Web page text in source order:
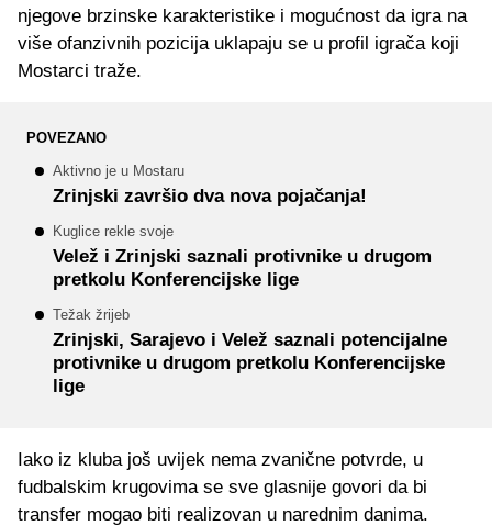
njegove brzinske karakteristike i mogućnost da igra na
više ofanzivnih pozicija uklapaju se u profil igrača koji
Mostarci traže.
POVEZANO
Aktivno je u Mostaru
Zrinjski završio dva nova pojačanja!
Kuglice rekle svoje
Velež i Zrinjski saznali protivnike u drugom
pretkolu Konferencijske lige
Težak žrijeb
Zrinjski, Sarajevo i Velež saznali potencijalne
protivnike u drugom pretkolu Konferencijske
lige
Iako iz kluba još uvijek nema zvanične potvrde, u
fudbalskim krugovima se sve glasnije govori da bi
transfer mogao biti realizovan u narednim danima.